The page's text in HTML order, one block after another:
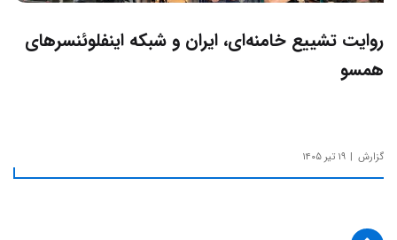
روایت تشییع خامنه‌ای، ایران و شبکه اینفلوئنسرهای
همسو
گزارش ۱۹ تیر ۱۴۰۵